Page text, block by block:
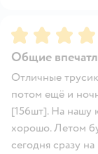
Рейтинг:5
Общие
Отличные
потом ещё и
[156шт]. На нашу
хорошо. Летом
сегодня сразу